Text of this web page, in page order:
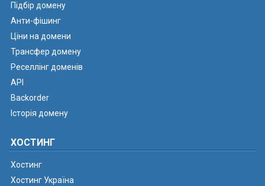
Підбір домену
Анти-фішинг
Ціни на домени
Трансфер домену
Реселлінг доменів
API
Backorder
Історія домену
ХОСТИНГ
Хостинг
Хостинг Україна